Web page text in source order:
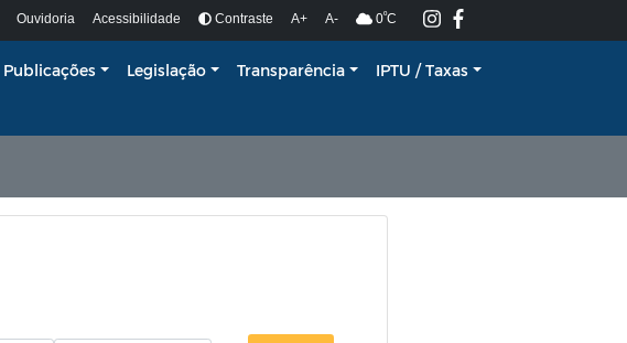
Ouvidoria Acessibilidade Contraste A+ A- 0ºC
Publicações Legislação Transparência IPTU / Taxas